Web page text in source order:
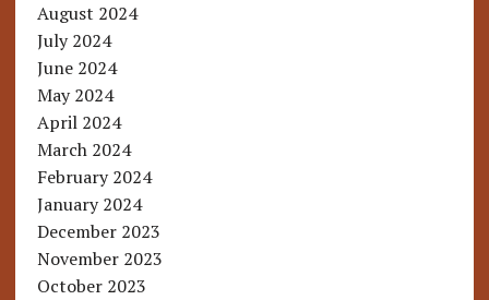
August 2024
July 2024
June 2024
May 2024
April 2024
March 2024
February 2024
January 2024
December 2023
November 2023
October 2023